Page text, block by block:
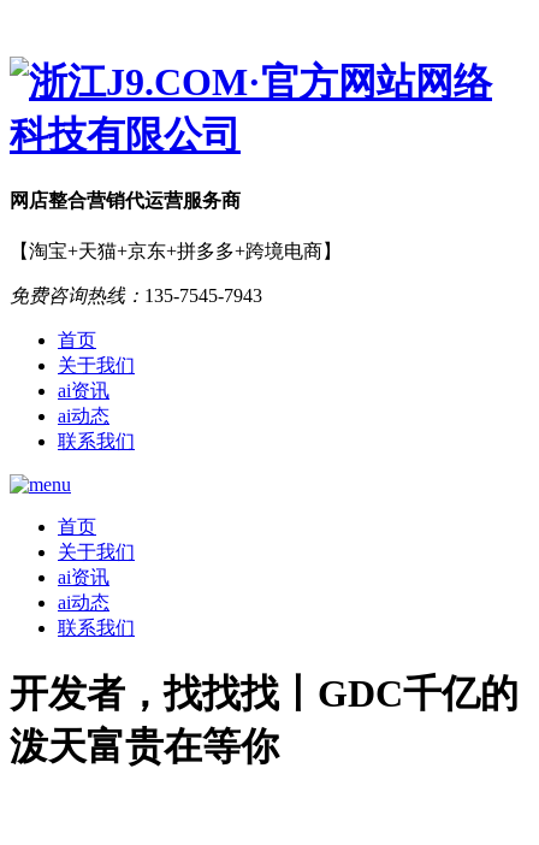
网店整合营销代运营服务商
【淘宝+天猫+京东+拼多多+跨境电商】
免费咨询热线： 135-7545-7943
首页
关于我们
ai资讯
ai动态
联系我们
首页
关于我们
ai资讯
ai动态
联系我们
开发者，找找找丨GDC千亿的
泼天富贵在等你